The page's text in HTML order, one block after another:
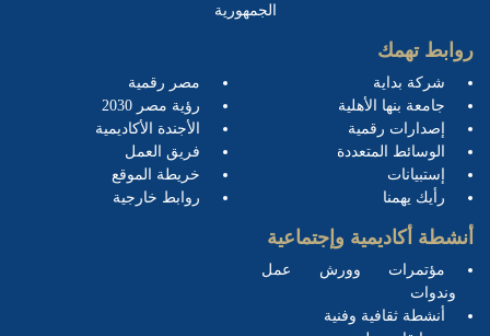
الجمهورية
روابط تهمك
شركة بداية
جامعة بنها الأهلية
إصدارات رقمية
الوسائط المتعددة
إستبيانات
رأيك يهمنا
مصر رقمية
رؤية مصر 2030
الأجندة الأكاديمية
فريق العمل
خريطة الموقع
روابط خارجية
أنشطة أكاديمية وإجتماعية
مؤتمرات وورش عمل
وندوات
أنشطة ثقافية وفنية